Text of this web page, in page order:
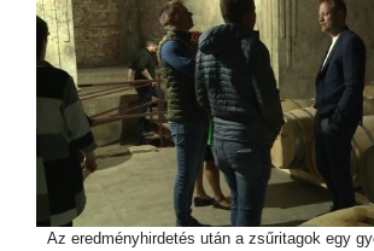
Az eredményhirdetés után a zsűritagok egy